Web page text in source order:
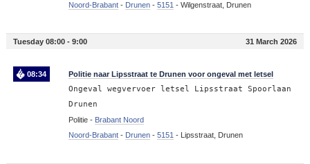
Noord-Brabant- Drunen- 5151 - Wilgenstraat, Drunen
Tuesday 08:00 - 9:00 31 March 2026
08:34 Politie naar Lipsstraat te Drunen voor ongeval met letsel
Ongeval wegvervoer letsel Lipsstraat Spoorlaan
Drunen
Politie - Brabant Noord
Noord-Brabant- Drunen- 5151 - Lipsstraat, Drunen